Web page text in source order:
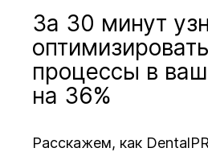
За 30 минут
процессы в
на 36%
Расскажем, как